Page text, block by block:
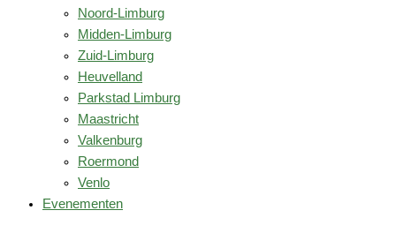
Noord-Limburg
Midden-Limburg
Zuid-Limburg
Heuvelland
Parkstad Limburg
Maastricht
Valkenburg
Roermond
Venlo
Evenementen